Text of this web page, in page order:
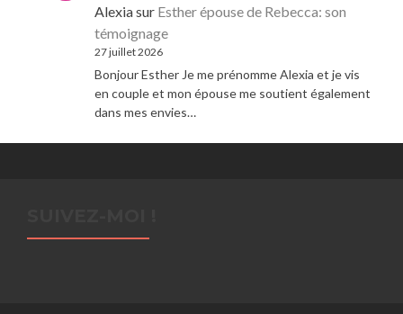
Alexiasur Esther épouse de Rebecca: son
témoignage
27 juillet 2026
Bonjour Esther Je me prénomme Alexia et je vis
en couple et mon épouse me soutient également
dans mes envies…